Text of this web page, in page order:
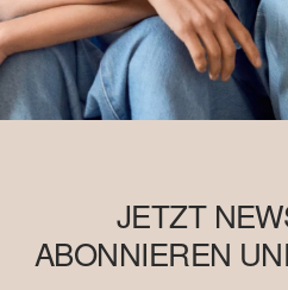
JETZT
ABONNIEREN